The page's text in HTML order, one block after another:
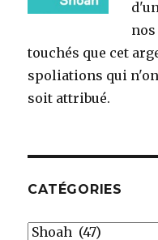
nos
touchés que cet
spoliations qui
soit attribué.
CATÉGORIES
Catégories